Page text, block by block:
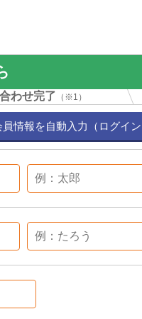
わせ完了 （※1）
情報を自動入力（ログイン